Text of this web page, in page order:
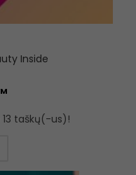
Inside
taškų(-us)!